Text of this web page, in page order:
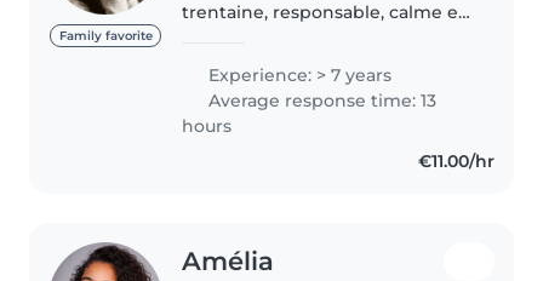
Family favorite
trentaine, responsable, calme et
auprès des bébés, des tout-
petits en crèche et plusieurs
expériences auprès des..
Experience: > 7 years
Average response time: 13
hours
€11.00/hr
Amélia